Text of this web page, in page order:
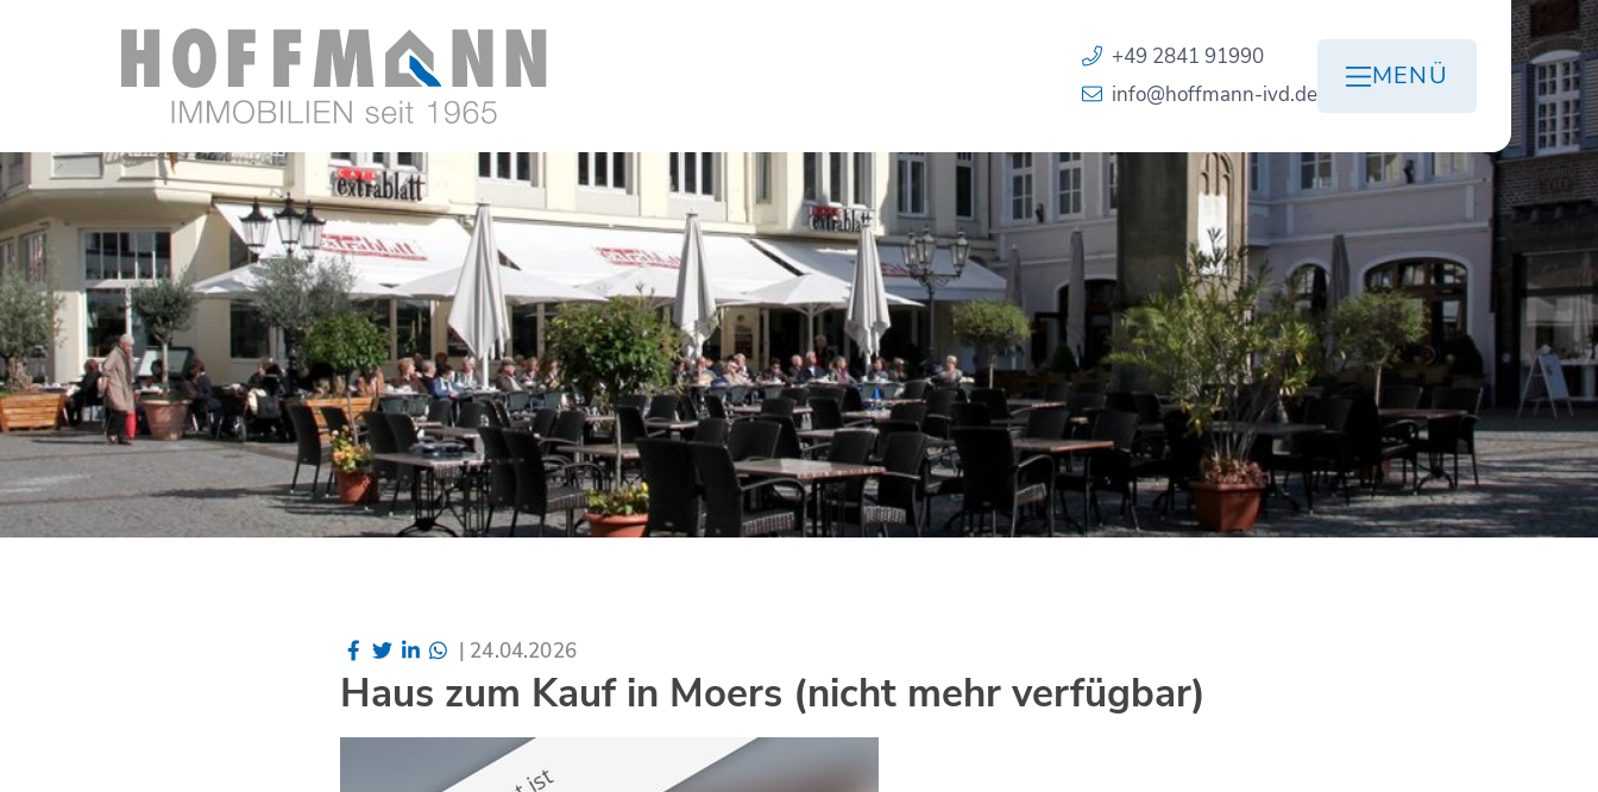
+49 2841 91990
info@hoffmann-ivd.de
MENÜ
| 24.04.2026
Haus zum Kauf in Moers (nicht mehr verfügbar)